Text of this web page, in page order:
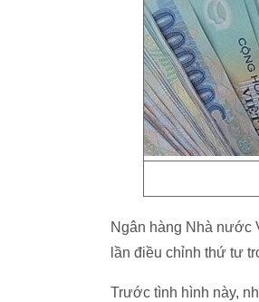
Ngân hàng Nhà nước
lần điều chỉnh thứ tư
Trước tình hình này,